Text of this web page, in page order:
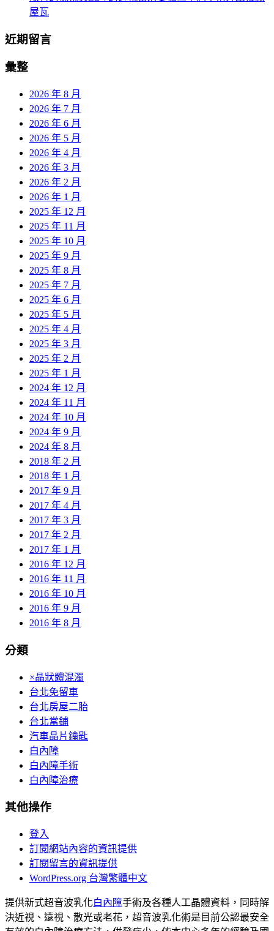
屋瓦
近期留言
彙整
2026 年 8 月
2026 年 7 月
2026 年 6 月
2026 年 5 月
2026 年 4 月
2026 年 3 月
2026 年 2 月
2026 年 1 月
2025 年 12 月
2025 年 11 月
2025 年 10 月
2025 年 9 月
2025 年 8 月
2025 年 7 月
2025 年 6 月
2025 年 5 月
2025 年 4 月
2025 年 3 月
2025 年 2 月
2025 年 1 月
2024 年 12 月
2024 年 11 月
2024 年 10 月
2024 年 9 月
2024 年 8 月
2018 年 2 月
2018 年 1 月
2017 年 9 月
2017 年 4 月
2017 年 3 月
2017 年 2 月
2017 年 1 月
2016 年 12 月
2016 年 11 月
2016 年 10 月
2016 年 9 月
2016 年 8 月
分類
×晶狀體混濁
台北免留車
台北房屋二胎
台北當鋪
汽車晶片鑰匙
白內障
白內障手術
白內障治療
其他操作
登入
訂閱網站內容的資訊提供
訂閱留言的資訊提供
WordPress.org 台灣繁體中文
提供新式超音波乳化白內障手術及各種人工晶體資料，同時解
決近視、遠視、散光或老花，超音波乳化術是目前公認最安全